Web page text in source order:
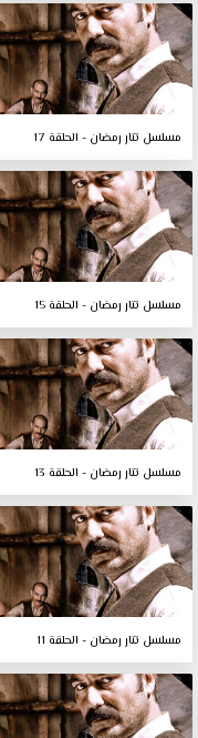
مسلسل تتار رمضان - الحلقة 17
مسلسل تتار رمضان - الحلقة 15
مسلسل تتار رمضان - الحلقة 13
مسلسل تتار رمضان - الحلقة 11